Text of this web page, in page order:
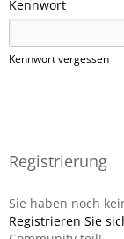
Kennwort
Kennwort vergessen
Registrierung
Sie haben noch
Registrieren Sie